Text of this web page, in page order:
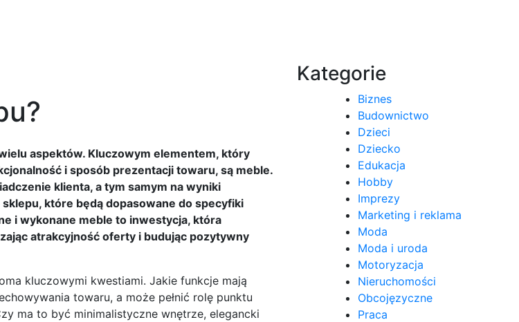
aspektów. Kluczowym elementem, który
i sposób prezentacji towaru, są meble.
klienta, a tym samym na wyniki
które będą dopasowane do specyfiki
i wykonane meble to inwestycja, która
atrakcyjność oferty i budując pozytywny
kluczowymi kwestiami. Jakie funkcje mają
towaru, a może pełnić rolę punktu
ma to być minimalistyczne wnętrze, elegancki
Kategorie
Biznes
Budownictwo
Dzieci
Dziecko
Edukacja
Hobby
Imprezy
Marketing i reklama
Moda
Moda i uroda
Motoryzacja
Nieruchomości
Obcojęzyczne
Praca